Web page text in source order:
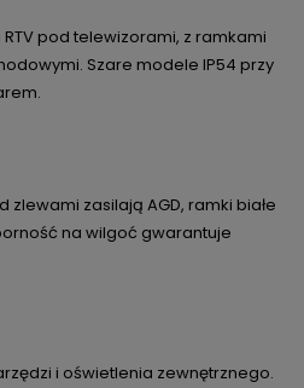
pod telewizorami, z ramkami
Szare modele IP54 przy
zasilają AGD, ramki białe
na wilgoć gwarantuje
i oświetlenia zewnętrznego.